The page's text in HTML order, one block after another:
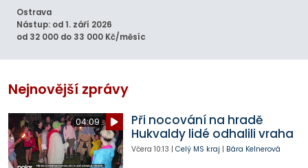
Ostrava
Nástup: od 1. září 2026
od 32 000 do 33 000 Kč/měsíc
Nejnovější zprávy
04:09
Při nocování na hradě
Hukvaldy lidé odhalili vraha
Včera 10:13 | Celý MS kraj | Bára Kelnerová